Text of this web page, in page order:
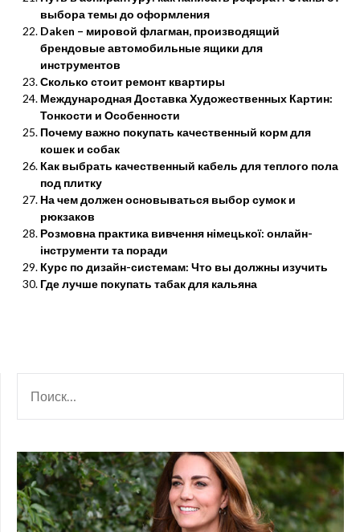
выбора темы до оформления
Daken – мировой флагман, производящий
брендовые автомобильные ящики для
инструментов
Сколько стоит ремонт квартиры
Международная Доставка Художественных Картин:
Тонкости и Особенности
Почему важно покупать качественный корм для
кошек и собак
Как выбрать качественный кабель для теплого пола
под плитку
На чем должен основываться выбор сумок и
рюкзаков
Розмовна практика вивчення німецької: онлайн-
інструменти та поради
Курс по дизайн-системам: Что вы должны изучить
Где лучше покупать табак для кальяна